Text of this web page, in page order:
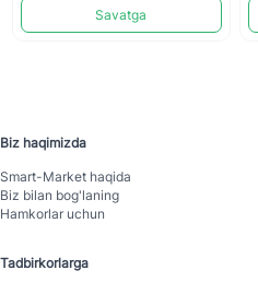
Savatga
Biz haqimizda
Smart-Mаrket haqida
Biz bilan bog'laning
Hamkorlar uchun
Tadbirkorlarga